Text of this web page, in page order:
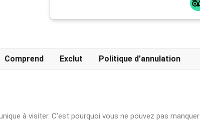
déjeuner répute mettant a l' honneur des
produits locaux et artisanaux ainsi qu' une
Comprend Exclut Politique d’annulation
à visiter. C’est pourquoi vous ne pouvez pas manquer